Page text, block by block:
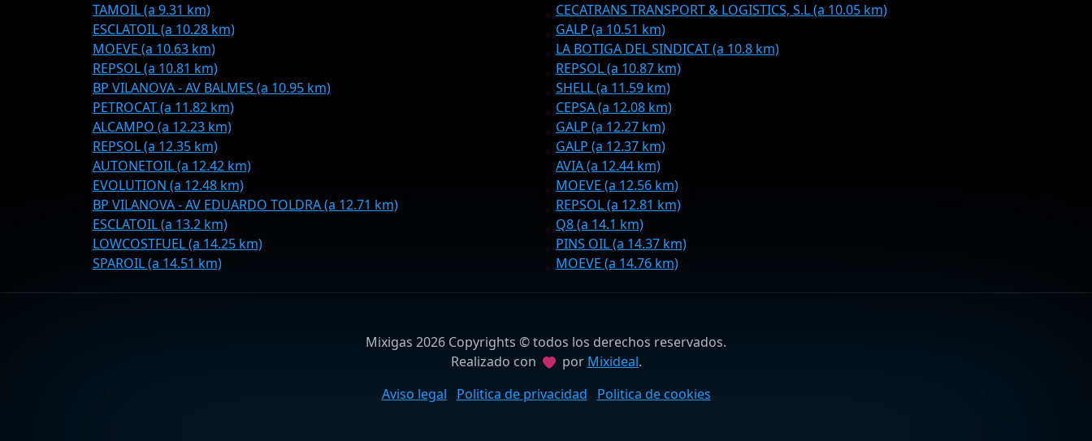
TAMOIL (a 9.31 km)
CECATRANS TRANSPORT & LOGISTICS, S.L (a 10.05 km)
ESCLATOIL (a 10.28 km)
GALP (a 10.51 km)
MOEVE (a 10.63 km)
LA BOTIGA DEL SINDICAT (a 10.8 km)
REPSOL (a 10.81 km)
REPSOL (a 10.87 km)
BP VILANOVA - AV BALMES (a 10.95 km)
SHELL (a 11.59 km)
PETROCAT (a 11.82 km)
CEPSA (a 12.08 km)
ALCAMPO (a 12.23 km)
GALP (a 12.27 km)
REPSOL (a 12.35 km)
GALP (a 12.37 km)
AUTONETOIL (a 12.42 km)
AVIA (a 12.44 km)
EVOLUTION (a 12.48 km)
MOEVE (a 12.56 km)
BP VILANOVA - AV EDUARDO TOLDRA (a 12.71 km)
REPSOL (a 12.81 km)
ESCLATOIL (a 13.2 km)
Q8 (a 14.1 km)
LOWCOSTFUEL (a 14.25 km)
PINS OIL (a 14.37 km)
SPAROIL (a 14.51 km)
MOEVE (a 14.76 km)
Mixigas 2026 Copyrights © todos los derechos reservados.
Realizado con
por Mixideal.
Aviso legal
Politica de privacidad Politica de cookies